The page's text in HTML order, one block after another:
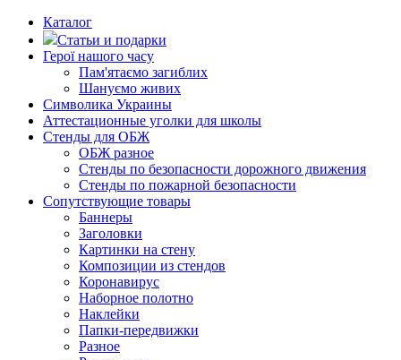
Каталог
Статьи и подарки
Герої нашого часу
Пам'ятаємо загиблих
Шануємо живих
Символика Украины
Аттестационные уголки для школы
Стенды для ОБЖ
ОБЖ разное
Стенды по безопасности дорожного движения
Стенды по пожарной безопасности
Сопутствующие товары
Баннеры
Заголовки
Картинки на стену
Композиции из стендов
Коронавирус
Наборное полотно
Наклейки
Папки-передвижки
Разное